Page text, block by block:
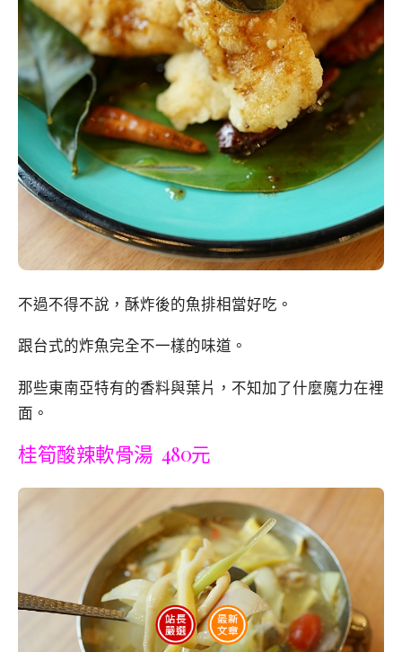
不過不得不說，酥炸後的魚排相當好吃。
跟台式的炸魚完全不一樣的味道。
那些東南亞特有的香料與葉片，不知加了什麼魔力在裡
面。
桂筍酸辣軟骨湯 480元